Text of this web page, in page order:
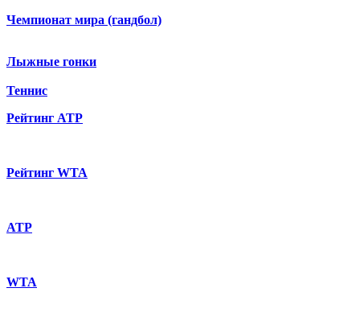
Чемпионат мира (гандбол)
Лыжные гонки
Теннис
Рейтинг ATP
Рейтинг WTA
ATP
WTA